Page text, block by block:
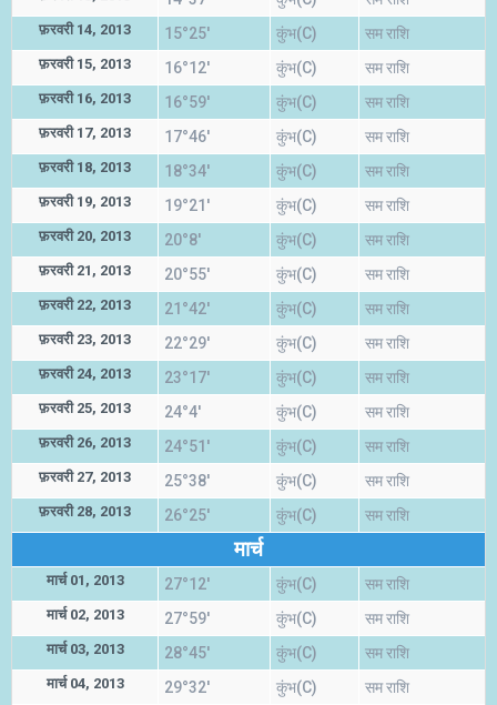
फ़रवरी 14, 2013 15°25' कुंभ(C) सम राशि
फ़रवरी 15, 2013 16°12' कुंभ(C) सम राशि
फ़रवरी 16, 2013 16°59' कुंभ(C) सम राशि
फ़रवरी 17, 2013 17°46' कुंभ(C) सम राशि
फ़रवरी 18, 2013 18°34' कुंभ(C) सम राशि
फ़रवरी 19, 2013 19°21' कुंभ(C) सम राशि
फ़रवरी 20, 2013 20°8' कुंभ(C) सम राशि
फ़रवरी 21, 2013 20°55' कुंभ(C) सम राशि
फ़रवरी 22, 2013 21°42' कुंभ(C) सम राशि
फ़रवरी 23, 2013 22°29' कुंभ(C) सम राशि
फ़रवरी 24, 2013 23°17' कुंभ(C) सम राशि
फ़रवरी 25, 2013 24°4' कुंभ(C) सम राशि
फ़रवरी 26, 2013 24°51' कुंभ(C) सम राशि
फ़रवरी 27, 2013 25°38' कुंभ(C) सम राशि
फ़रवरी 28, 2013 26°25' कुंभ(C) सम राशि
मार्च
मार्च 01, 2013 27°12' कुंभ(C) सम राशि
मार्च 02, 2013 27°59' कुंभ(C) सम राशि
मार्च 03, 2013 28°45' कुंभ(C) सम राशि
मार्च 04, 2013 29°32' कुंभ(C) सम राशि